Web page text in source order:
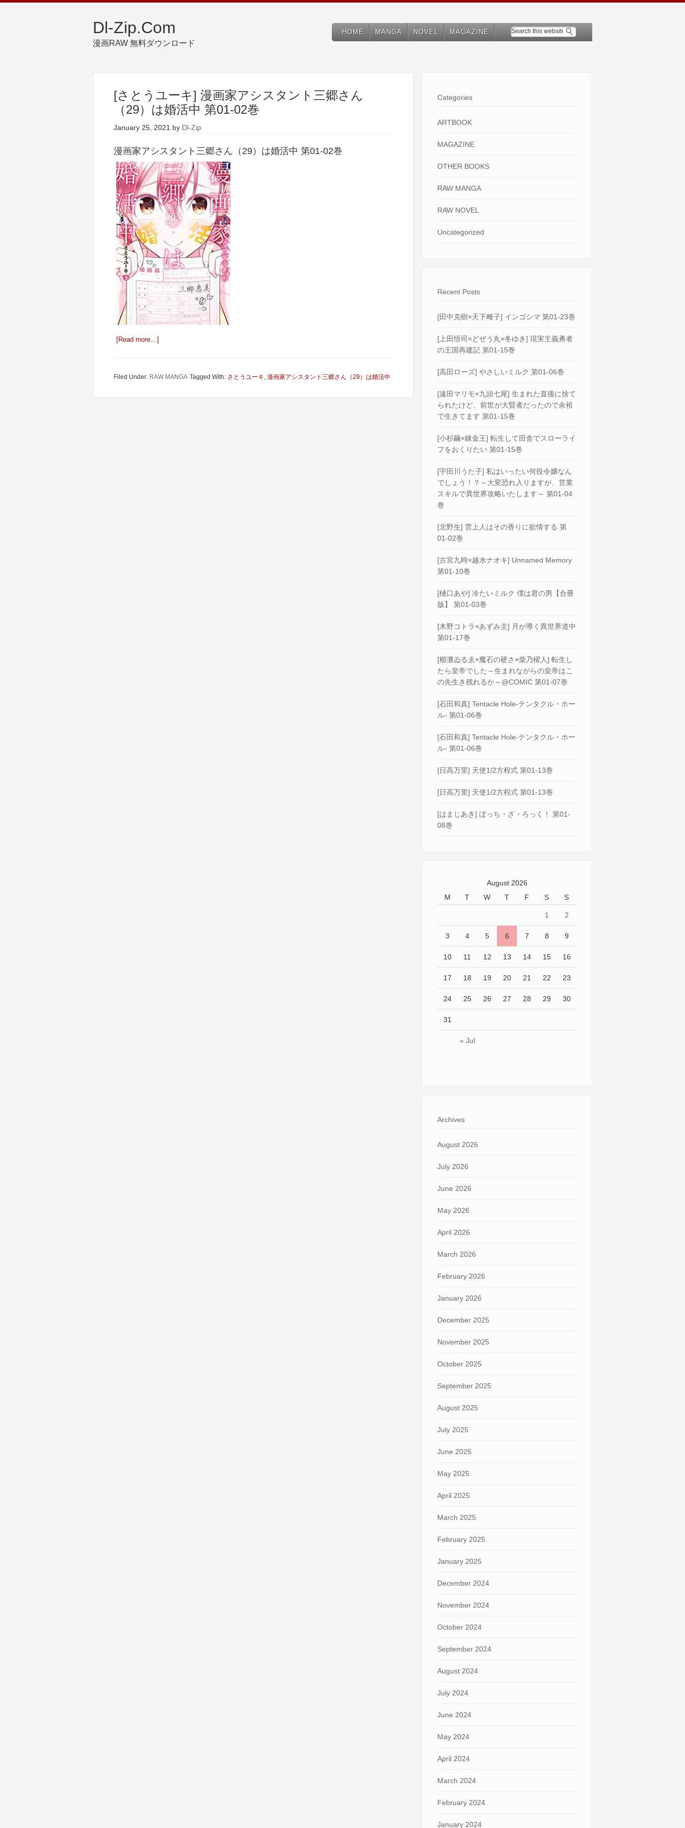
Dl-Zip.Com
漫画RAW 無料ダウンロード
HOME MANGA NOVEL MAGAZINE
[さとうユーキ] 漫画家アシスタント三郷さん
（29）は婚活中 第01-02巻
January 25, 2021 by Dl-Zip
漫画家アシスタント三郷さん（29）は婚活中 第01-02巻
[Read more…]
Filed Under: RAW MANGA Tagged With: さとうユーキ, 漫画家アシスタント三郷さん（29）は婚活中
Categories
ARTBOOK
MAGAZINE
OTHER BOOKS
RAW MANGA
RAW NOVEL
Uncategorized
Recent Posts
[田中克樹×天下雌子] インゴシマ 第01-23巻
[上田悟司×どぜう丸×冬ゆき] 現実主義勇者
の王国再建記 第01-15巻
[高田ローズ] やさしいミルク 第01-06巻
[遠田マリモ×九頭七尾] 生まれた直後に捨て
られたけど、前世が大賢者だったので余裕
で生きてます 第01-15巻
[小杉繭×錬金王] 転生して田舎でスローライ
フをおくりたい 第01-15巻
[宇田川うた子] 私はいったい何役令嬢なん
でしょう！？～大変恐れ入りますが、営業
スキルで異世界攻略いたします～ 第01-04
巻
[北野生] 雲上人はその香りに欲情する 第
01-02巻
[古宮九時×越水ナオキ] Unnamed Memory
第01-10巻
[樋口あや] 冷たいミルク 僕は君の男【合冊
版】 第01-03巻
[木野コトラ×あずみ圭] 月が導く異世界道中
第01-17巻
[櫛灘ゐるゑ×魔石の硬さ×柴乃櫂人] 転生し
たら皇帝でした～生まれながらの皇帝はこ
の先生き残れるか～@COMIC 第01-07巻
[石田和真] Tentacle Hole-テンタクル・ホー
ル- 第01-06巻
[石田和真] Tentacle Hole-テンタクル・ホー
ル- 第01-06巻
[日高万里] 天使1/2方程式 第01-13巻
[日高万里] 天使1/2方程式 第01-13巻
[はまじあき] ぼっち・ざ・ろっく！ 第01-
08巻
August 2026
M
T W T F S S
« Jul
1 2
3 4 5 6 7 8 9
10 11 12 13 14 15 16
17 18 19 20 21 22 23
24 25 26 27 28 29 30
31
Archives
August 2026
July 2026
June 2026
May 2026
April 2026
March 2026
February 2026
January 2026
December 2025
November 2025
October 2025
September 2025
August 2025
July 2025
June 2025
May 2025
April 2025
March 2025
February 2025
January 2025
December 2024
November 2024
October 2024
September 2024
August 2024
July 2024
June 2024
May 2024
April 2024
March 2024
February 2024
January 2024